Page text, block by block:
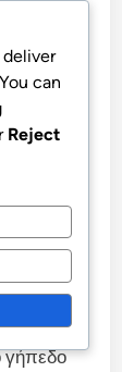
δομή
Η
επίθεση
την
οι
γήπεδο
can
Reject